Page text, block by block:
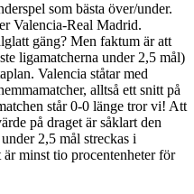
som bästa över/under.
Valencia-Real Madrid.
gäng? Men faktum är att
ligamatcherna under 2,5 mål)
Valencia ståtar med
alltså ett snitt på
står 0-0 länge tror vi! Att
på draget är såklart den
2,5 mål streckas i
minst tio procentenheter för